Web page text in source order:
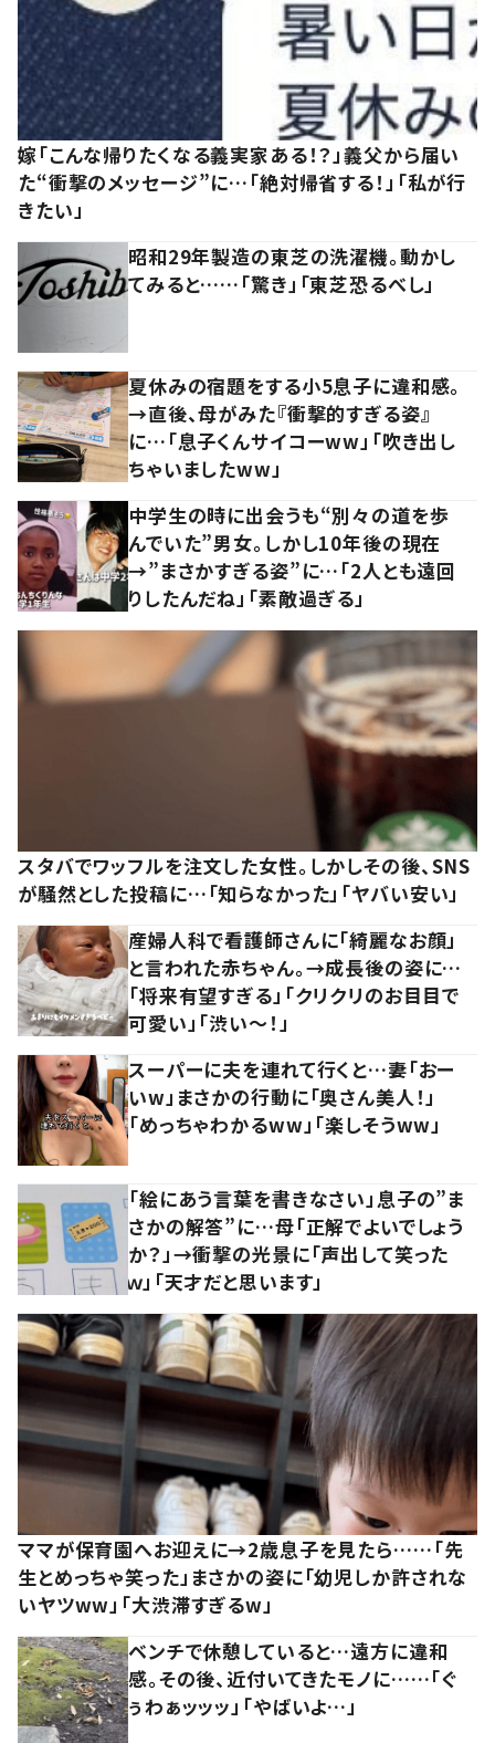
嫁「こんな帰りたくなる義実家ある！？」義父から届い
た“衝撃のメッセージ”に…「絶対帰省する！」「私が行
きたい」
昭和29年製造の東芝の洗濯機。動かし
てみると……「驚き」「東芝恐るべし」
夏休みの宿題をする小5息子に違和感。
→直後、母がみた『衝撃的すぎる姿』
に…「息子くんサイコーww」「吹き出し
ちゃいましたww」
中学生の時に出会うも“別々の道を歩
んでいた”男女。しかし10年後の現在
→”まさかすぎる姿”に…「2人とも遠回
りしたんだね」「素敵過ぎる」
スタバでワッフルを注文した女性。しかしその後、SNS
が騒然とした投稿に…「知らなかった」「ヤバい安い」
産婦人科で看護師さんに「綺麗なお顔」
と言われた赤ちゃん。→成長後の姿に…
「将来有望すぎる」「クリクリのお目目で
可愛い」「渋い～！」
スーパーに夫を連れて行くと…妻「おー
いw」まさかの行動に「奥さん美人！」
「めっちゃわかるww」「楽しそうww」
「絵にあう言葉を書きなさい」息子の”ま
さかの解答”に…母「正解でよいでしょう
か？」→衝撃の光景に「声出して笑った
ｗ」「天才だと思います」
ママが保育園へお迎えに→2歳息子を見たら……「先
生とめっちゃ笑った」まさかの姿に「幼児しか許されな
いヤツww」「大渋滞すぎるw」
ベンチで休憩していると…遠方に違和
感。その後、近付いてきたモノに……「ぐ
ぅわぁッッッ」「やばいよ…」